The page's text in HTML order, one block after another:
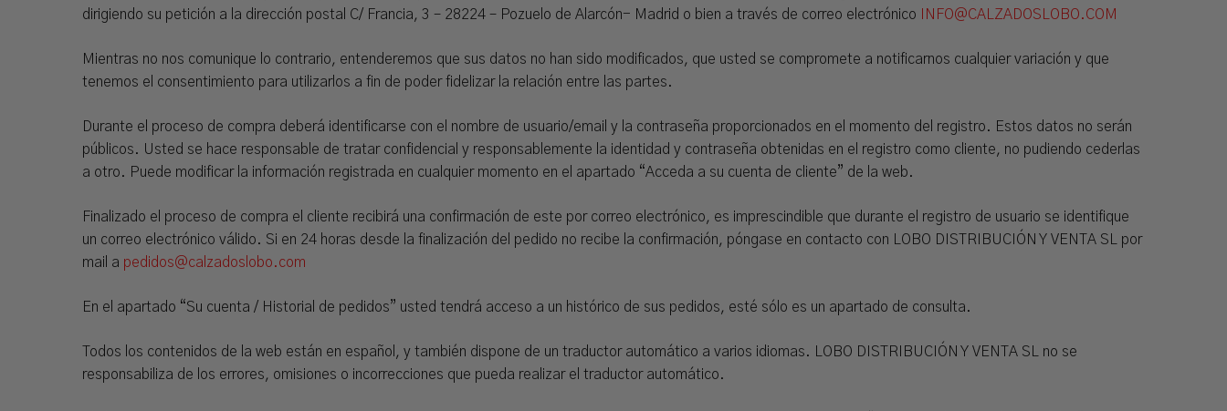
dirigiendo su petición a la dirección postal C/ Francia, 3 – 28224 – Pozuelo de Alarcón- Madrid o bien a través de correo electrónico
INFO@CALZADOSLOBO.COM
Mientras no nos comunique lo contrario, entenderemos que sus datos no han sido modificados, que usted se compromete a notificarnos cualquier variación y que
tenemos el consentimiento para utilizarlos a fin de poder fidelizar la relación entre las partes.
Durante el proceso de compra deberá identificarse con el nombre de usuario/email y la contraseña proporcionados en el momento del registro. Estos datos no serán
públicos. Usted se hace responsable de tratar confidencial y responsablemente la identidad y contraseña obtenidas en el registro como cliente, no pudiendo cederlas
a otro. Puede modificar la información registrada en cualquier momento en el apartado “Acceda a su cuenta de cliente” de la web.
Finalizado el proceso de compra el cliente recibirá una confirmación de este por correo electrónico, es imprescindible que durante el registro de usuario se identifique
un correo electrónico válido. Si en 24 horas desde la finalización del pedido no recibe la confirmación, póngase en contacto con LOBO DISTRIBUCIÓN Y VENTA SL por
mail a pedidos@calzadoslobo.com
En el apartado “Su cuenta / Historial de pedidos” usted tendrá acceso a un histórico de sus pedidos, esté sólo es un apartado de consulta.
Todos los contenidos de la web están en español, y también dispone de un traductor automático a varios idiomas. LOBO DISTRIBUCIÓN Y VENTA SL no se
responsabiliza de los errores, omisiones o incorrecciones que pueda realizar el traductor automático.